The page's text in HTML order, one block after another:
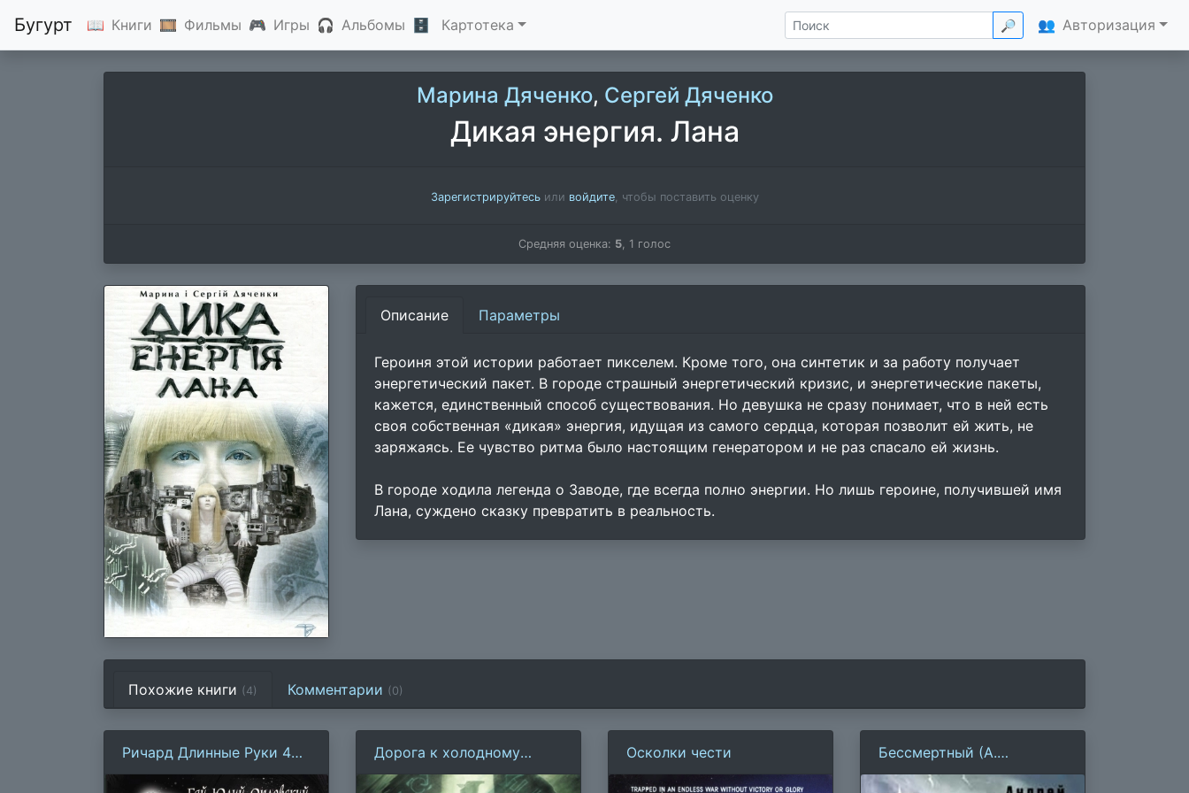
Бугурт 📖 Книги 🎞 Фильмы 🎮 Игры 🎧 Альбомы 🗄 Картотека 🔎 👥 Авторизация
Марина Дяченко, Сергей Дяченко
Дикая энергия. Лана
Зарегистрируйтесьили войдите, чтобы поставить оценку
Средняя оценка: 5, 1 голос
Описание Параметры
Героиня этой истории работает пикселем. Кроме того, она синтетик и за работу получает
энергетический пакет. В городе страшный энергетический кризис, и энергетические пакеты,
кажется, единственный способ существования. Но девушка не сразу понимает, что в ней есть
своя собственная «дикая» энергия, идущая из самого сердца, которая позволит ей жить, не
заряжаясь. Ее чувство ритма было настоящим генератором и не раз спасало ей жизнь.
В городе ходила легенда о Заводе, где всегда полно энергии. Но лишь героине, получившей имя
Лана, суждено сказку превратить в реальность.
Похожие книги (4) Комментарии (0)
Ричард Длинные Руки 43
— грандпринц
Дорога к холодному
сердцу
Осколки чести
Бессмертный (А.
Плеханов)